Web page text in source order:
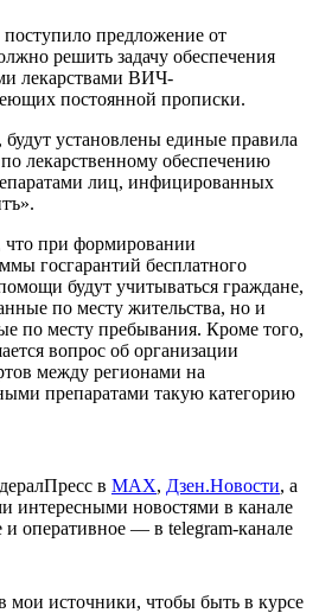
предложение от
решить задачу обеспечения
лекарствами ВИЧ-
постоянной прописки.
установлены единые правила
лекарственному обеспечению
лиц, инфицированных
при формировании
госгарантий бесплатного
будут учитываться граждане,
по месту жительства, но и
по месту пребывания. Кроме того,
вопрос об организации
между регионами на
препаратами такую категорию
в МАХ, Дзен.Новости, а
интересными новостями в канале
и оперативное — в telegram-канале
мои источники, чтобы быть в курсе